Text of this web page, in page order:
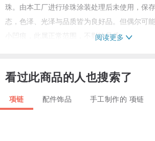
珠。由本工厂进行珍珠涂装处理后未使用，保
态，色泽、光泽与品质皆为良好品。但偶尔可
小凹痕，此属正常范围，不影响品质。
水钻周边因黏着剂的自然老化，可能出现些微
阅读更多
看过此商品的人也搜索了
项链 配件饰品 手工制作的 项链